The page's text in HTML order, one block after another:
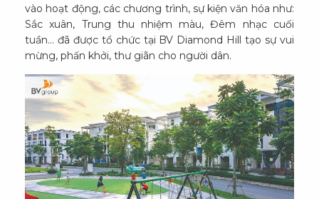
vào hoạt động, các chương trình, sự kiện văn hóa như:
Sắc xuân, Trung thu nhiệm màu, Đêm nhạc cuối
tuần… đã được tổ chức tại BV Diamond Hill tạo sự vui
mừng, phấn khởi, thư giãn cho người dân.